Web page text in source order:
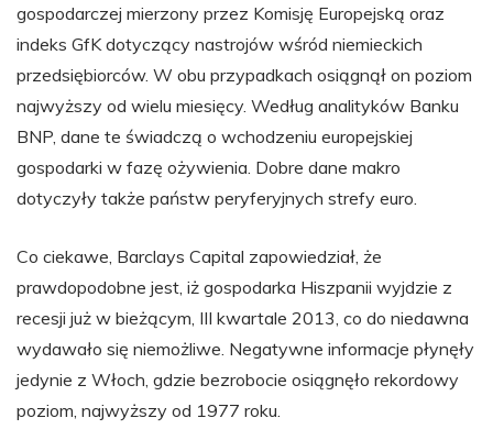
gospodarczej mierzony przez Komisję Europejską oraz
indeks GfK dotyczący nastrojów wśród niemieckich
przedsiębiorców. W obu przypadkach osiągnął on poziom
najwyższy od wielu miesięcy. Według analityków Banku
BNP, dane te świadczą o wchodzeniu europejskiej
gospodarki w fazę ożywienia. Dobre dane makro
dotyczyły także państw peryferyjnych strefy euro.
Co ciekawe, Barclays Capital zapowiedział, że
prawdopodobne jest, iż gospodarka Hiszpanii wyjdzie z
recesji już w bieżącym, III kwartale 2013, co do niedawna
wydawało się niemożliwe. Negatywne informacje płynęły
jedynie z Włoch, gdzie bezrobocie osiągnęło rekordowy
poziom, najwyższy od 1977 roku.